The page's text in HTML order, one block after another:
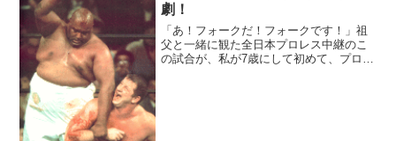
劇！
「あ！フォークだ！フォークです！」祖
父と一緒に観た全日本プロレス中継のこ
の試合が、私が7歳にして初めて、プロレ